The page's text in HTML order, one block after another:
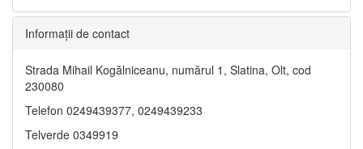
Informaţii de contact
Strada Mihail Kogălniceanu, numărul 1, Slatina, Olt, cod
230080
Telefon 0249439377, 0249439233
Telverde 0349919